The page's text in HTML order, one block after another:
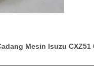
Mesin Isuzu CXZ51